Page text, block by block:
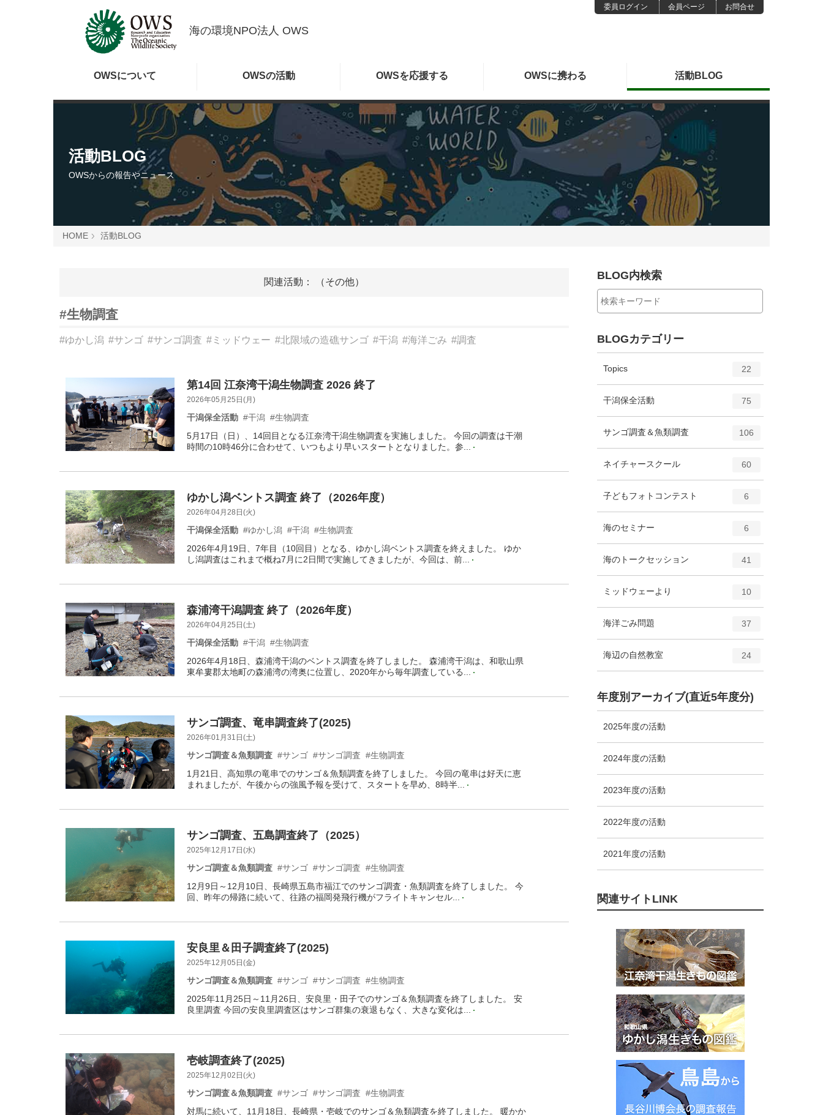
委員ログイン 会員ページ お問合せ
海の環境NPO法人 OWS
OWSについて OWSの活動 OWSを応援する OWSに携わる 活動BLOG
活動BLOG
OWSからの報告やニュース
HOME 活動BLOG
関連活動： （その他）
#生物調査
#ゆかし潟 #サンゴ #サンゴ調査 #ミッドウェー #北限域の造礁サンゴ #干潟 #海洋ごみ #調査
第14回 江奈湾干潟生物調査 2026 終了
2026年05月25日(月)
干潟保全活動 #干潟 #生物調査
5月17日（日）、14回目となる江奈湾干潟生物調査を実施しました。 今回の調査は干潮
時間の10時46分に合わせて、いつもより早いスタートとなりました。参...
ゆかし潟ベントス調査 終了（2026年度）
2026年04月28日(火)
干潟保全活動 #ゆかし潟 #干潟 #生物調査
2026年4月19日、7年目（10回目）となる、ゆかし潟ベントス調査を終えました。 ゆか
し潟調査はこれまで概ね7月に2日間で実施してきましたが、今回は、前...
森浦湾干潟調査 終了（2026年度）
2026年04月25日(土)
干潟保全活動 #干潟 #生物調査
2026年4月18日、森浦湾干潟のベントス調査を終了しました。 森浦湾干潟は、和歌山県
東牟婁郡太地町の森浦湾の湾奥に位置し、2020年から毎年調査している...
サンゴ調査、竜串調査終了(2025)
2026年01月31日(土)
サンゴ調査＆魚類調査 #サンゴ #サンゴ調査 #生物調査
1月21日、高知県の竜串でのサンゴ＆魚類調査を終了しました。 今回の竜串は好天に恵
まれましたが、午後からの強風予報を受けて、スタートを早め、8時半...
サンゴ調査、五島調査終了（2025）
2025年12月17日(水)
サンゴ調査＆魚類調査 #サンゴ #サンゴ調査 #生物調査
12月9日～12月10日、長崎県五島市福江でのサンゴ調査・魚類調査を終了しました。 今
回、昨年の帰路に続いて、往路の福岡発飛行機がフライトキャンセル...
安良里＆田子調査終了(2025)
2025年12月05日(金)
サンゴ調査＆魚類調査 #サンゴ #サンゴ調査 #生物調査
2025年11月25日～11月26日、安良里・田子でのサンゴ＆魚類調査を終了しました。 安
良里調査 今回の安良里調査区はサンゴ群集の衰退もなく、大きな変化は...
壱岐調査終了(2025)
2025年12月02日(火)
サンゴ調査＆魚類調査 #サンゴ #サンゴ調査 #生物調査
対馬に続いて、11月18日、長崎県・壱岐でのサンゴ＆魚類調査を終了しました。 暖かか
BLOG内検索
BLOGカテゴリー
Topicsエ
リ
ー
数
22
件
干潟保全活動エ
リ
ー
数
75
件
サンゴ調査＆魚類調査エ
ー
数
106
件
ネイチャースクールエ
リ
ー
60
件
子どもフォトコンテスト
ー
6
海のセミナーエ
リ
ー
数
6
件
海のトークセッションエ
ー
41
件
ミッドウェーより
ー
10
海洋ごみ問題エ
リ
ー
37
件
海辺の自然教室エ
リ
ー
24
件
年度別アーカイブ(直近5年度分)
2025年度の活動
2024年度の活動
2023年度の活動
2022年度の活動
2021年度の活動
関連サイトLINK